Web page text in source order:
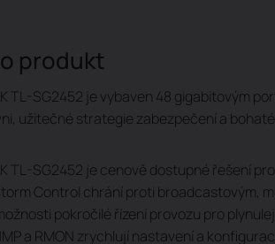
produkt
TL-SG2452 je vybaven 48 gigabitovým
užitečné strategie zabezpečení a
TL-SG2452 je cenově dostupné řešení
Control chrání proti broadcastovým,
pokročilé řízení provozu pro
a RMON zrychlují nastavení a